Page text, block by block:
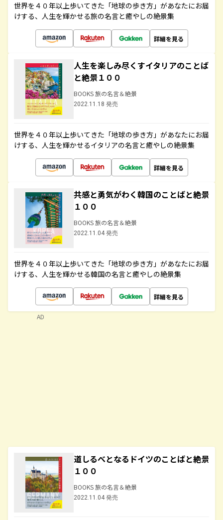
世界を４０年以上歩いてきた「地球の歩き方」があなたにお届
けする、人生を輝かせる旅の名言と癒やしの絶景集
詳細を見る
人生を楽しみ尽くすイタリアのことば
と絶景１００
BOOKS 旅の名言＆絶景
2022.11.18 発売
世界を４０年以上歩いてきた「地球の歩き方」があなたにお届
けする、人生を輝かせるイタリアの名言と癒やしの絶景集
詳細を見る
共感と勇気がわく韓国のことばと絶景
１００
BOOKS 旅の名言＆絶景
2022.11.04 発売
世界を４０年以上歩いてきた「地球の歩き方」があなたにお届
けする、人生を輝かせる韓国の名言と癒やしの絶景集
詳細を見る
道しるべとなるドイツのことばと絶景
１００
BOOKS 旅の名言＆絶景
2022.11.04 発売
AD